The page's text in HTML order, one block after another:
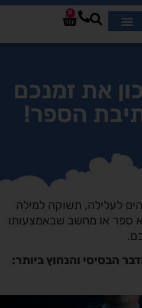
את זמנכם
הספר!
לעלילה, תשוקה למילה
או מחשב שבאמצעותו
והנחוץ ביותר: